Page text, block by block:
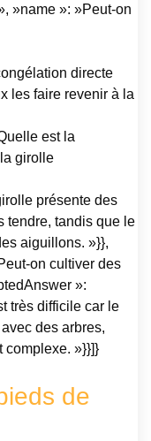
»name »: »Peut-on
directe
les faire revenir à la
est la
girolle
présente des
tendre, tandis que le
aiguillons. »}},
on cultiver des
»:
très difficile car le
des arbres,
complexe. »}}]}
de